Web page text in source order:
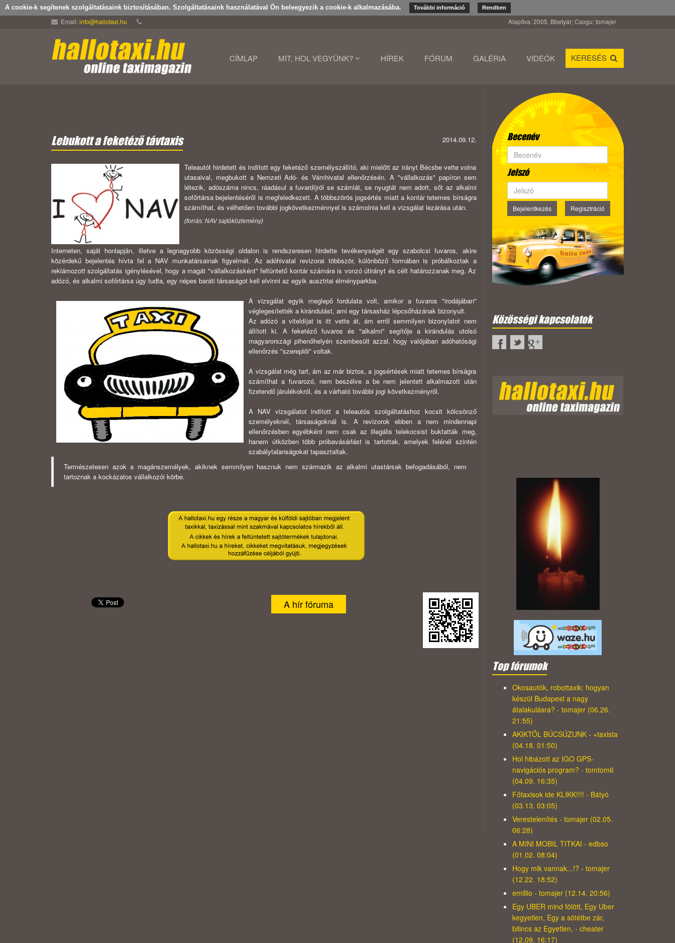
A cookie-k segítenek szolgáltatásaink biztosításában. Szolgáltatásaink használatával Ön beleegyezik a cookie-k alkalmazásába. További információ Rendben
Email:info@hallotaxi.hu Alapítva: 2005. Bbetyár; Csogu; tomajer
CÍMLAP MIT, HOL VEGYÜNK? HÍREK FÓRUM GALÉRIA VIDEÓK KERESÉS
Lebukott a feketéző távtaxis 2014.09.12.
Teleautót hirdetett és indított egy feketéző személyszállító, aki mielőtt az irányt Bécsbe vette volna
utasaival, megbukott a Nemzeti Adó- és Vámhivatal ellenőrzésén. A "vállalkozás" papíron sem
létezik, adószáma nincs, ráadásul a fuvardíjról se számlát, se nyugtát nem adott, sőt az alkalmi
sofőrtársa bejelentéséről is megfeledkezett. A többszörös jogsértés miatt a kontár tetemes bírságra
számíthat, és vélhetően további jogkövetkezménnyel is számolnia kell a vizsgálat lezárása után.
(forrás: NAV sajtóközlemény)
Interneten, saját honlapján, illetve a legnagyobb közösségi oldalon is rendszeresen hirdette tevékenységét egy szabolcsi fuvaros, akire
közérdekű bejelentés hívta fel a NAV munkatársainak figyelmét. Az adóhivatal revizorai többször, különböző formában is próbálkoztak a
reklámozott szolgáltatás igénylésével, hogy a magát "vállalkozásként" feltüntető kontár számára is vonzó útirányt és célt határozzanak meg. Az
adózó, és alkalmi sofőrtársa úgy tudta, egy népes baráti társaságot kell elvinni az egyik ausztriai élményparkba.
A vizsgálat egyik meglepő fordulata volt, amikor a fuvaros "irodájában"
véglegesítették a kirándulást, ami egy társasház lépcsőházának bizonyult.
Az adózó a viteldíjat is itt vette át, ám erről semmilyen bizonylatot nem
állított ki. A feketéző fuvaros és "alkalmi" segítője a kirándulás utolsó
magyarországi pihenőhelyén szembesült azzal, hogy valójában adóhatósági
ellenőrzés "szereplői" voltak.
A vizsgálat még tart, ám az már biztos, a jogsértések miatt tetemes bírságra
számíthat a fuvarozó, nem beszélve a be nem jelentett alkalmazott után
fizetendő járulékokról, és a várható további jogi következményről.
A NAV vizsgálatot indított a teleautós szolgáltatáshoz kocsit kölcsönző
személyeknél, társaságoknál is. A revizorok ebben a nem mindennapi
ellenőrzésben egyébként nem csak az illegális telekocsist buktatták meg,
hanem útközben több próbavásárlást is tartottak, amelyek felénél szintén
szabálytalanságokat tapasztaltak.
Természetesen azok a magánszemélyek, akiknek semmilyen hasznuk nem származik az alkalmi utastársak befogadásából, nem
tartoznak a kockázatos vállalkozói körbe.
A hír fóruma
Becenév
Jelszó
Bejelentkezés Regisztráció
Közösségi kapcsolatok
Top fórumok
Okosautók, robottaxik: hogyan
készül Budapest a nagy
átalakulásra? - tomajer (06.26.
21:55)
AKIKTŐL BÚCSÚZUNK - +taxista
(04.18. 01:50)
Hol hibázott az IGO GPS-
navigációs program? - tomtom6
(04.09. 16:35)
Főtaxisok ide KLIKK!!!! - Bátyó
(03.13. 03:05)
Verestelenítés - tomajer (02.05.
06:28)
A MINI MOBIL TITKAI - edbso
(01.02. 08:04)
Hogy mik vannak...!? - tomajer
(12.22. 18:52)
emillio - tomajer (12.14. 20:56)
Egy UBER mind fölött, Egy Uber
kegyetlen, Egy a sötétbe zár,
bilincs az Egyetlen, - cheater
(12.09. 16:17)